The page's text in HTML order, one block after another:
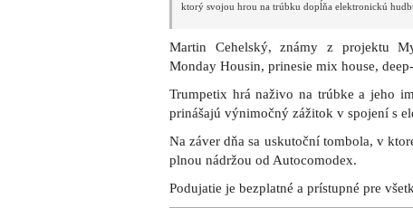
ktorý svojou hrou na trúbku dopĺňa elektronickú
Martin Cehelský, známy z projektu
Monday Housin, prinesie mix house,
Trumpetix hrá naživo na trúbke a jeho
prinášajú výnimočný zážitok v spojení s
Na záver dňa sa uskutoční tombola, v
plnou nádržou od Autocomodex.
Podujatie je bezplatné a prístupné pre